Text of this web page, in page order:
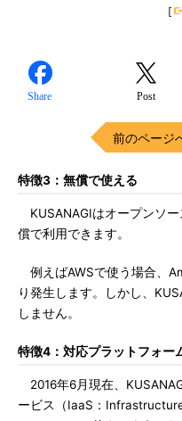
[
Share Post
前のページ
特徴3：無償で使える
KUSANAGIはオープンソ
償で利用できます。
例えばAWSで使う場合、
り発生します。しかし、
しません。
特徴4：対応プラットフォー
2016年6月現在、
ービス（IaaS：